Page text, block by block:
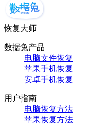
恢复大师
数据兔产品
电脑文件恢复
苹果手机恢复
安卓手机恢复
用户指南
电脑恢复方法
苹果恢复方法